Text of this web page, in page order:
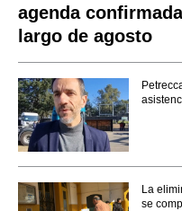
agenda
largo de agosto
La
se